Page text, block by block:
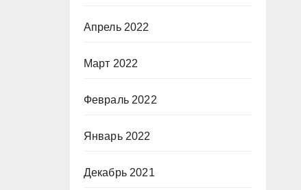
Апрель 2022
Март 2022
Февраль 2022
Январь 2022
Декабрь 2021